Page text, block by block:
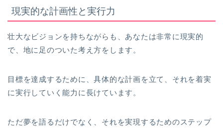
現実的な計画性と実行力
壮大なビジョンを持ちながらも、あなたは非常に現実的
で、地に足のついた考え方をします。
目標を達成するために、具体的な計画を立て、それを着実
に実行していく能力に長けています。
ただ夢を語るだけでなく、それを実現するためのステップ